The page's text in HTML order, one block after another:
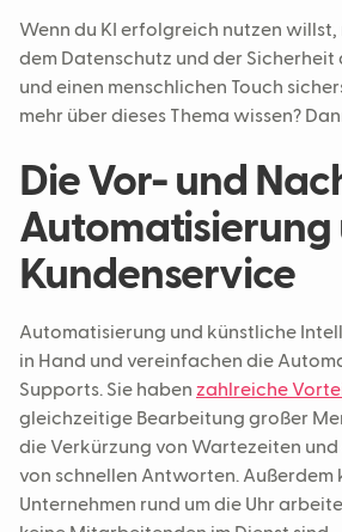
Wenn du KI erfolgreich nutzen willst,
dem Datenschutz und der Sicherheit
und einen menschlichen Touch
mehr über dieses Thema wissen?
Die Vor- und
Automatisierung
Kundenservice
Automatisierung und künstliche
in Hand und vereinfachen die
Supports. Sie haben zahlreiche
gleichzeitige Bearbeitung großer
die Verkürzung von Wartezeiten
von schnellen Antworten. Außerdem
Unternehmen rund um die Uhr